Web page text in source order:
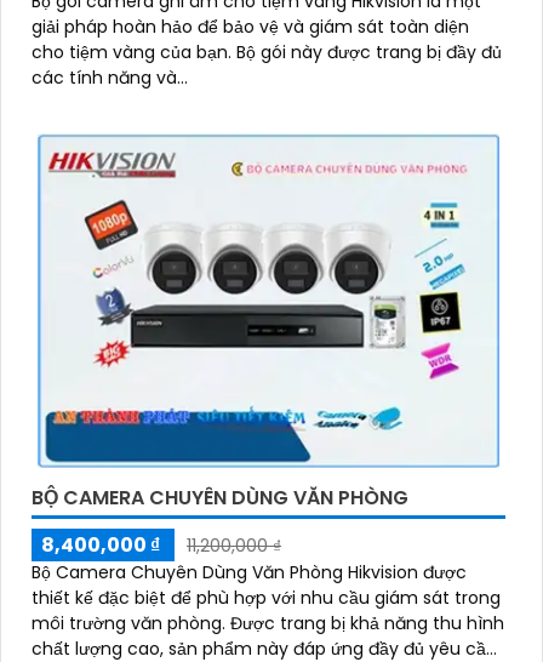
giải pháp hoàn hảo để bảo vệ và giám sát toàn diện
cho tiệm vàng của bạn. Bộ gói này được trang bị đầy đủ
các tính năng và...
BỘ CAMERA CHUYÊN DÙNG VĂN PHÒNG
8,400,000 ₫
11,200,000 ₫
Bộ Camera Chuyên Dùng Văn Phòng Hikvision được
thiết kế đặc biệt để phù hợp với nhu cầu giám sát trong
môi trường văn phòng. Được trang bị khả năng thu hình
chất lượng cao, sản phẩm này đáp ứng đầy đủ yêu cầu